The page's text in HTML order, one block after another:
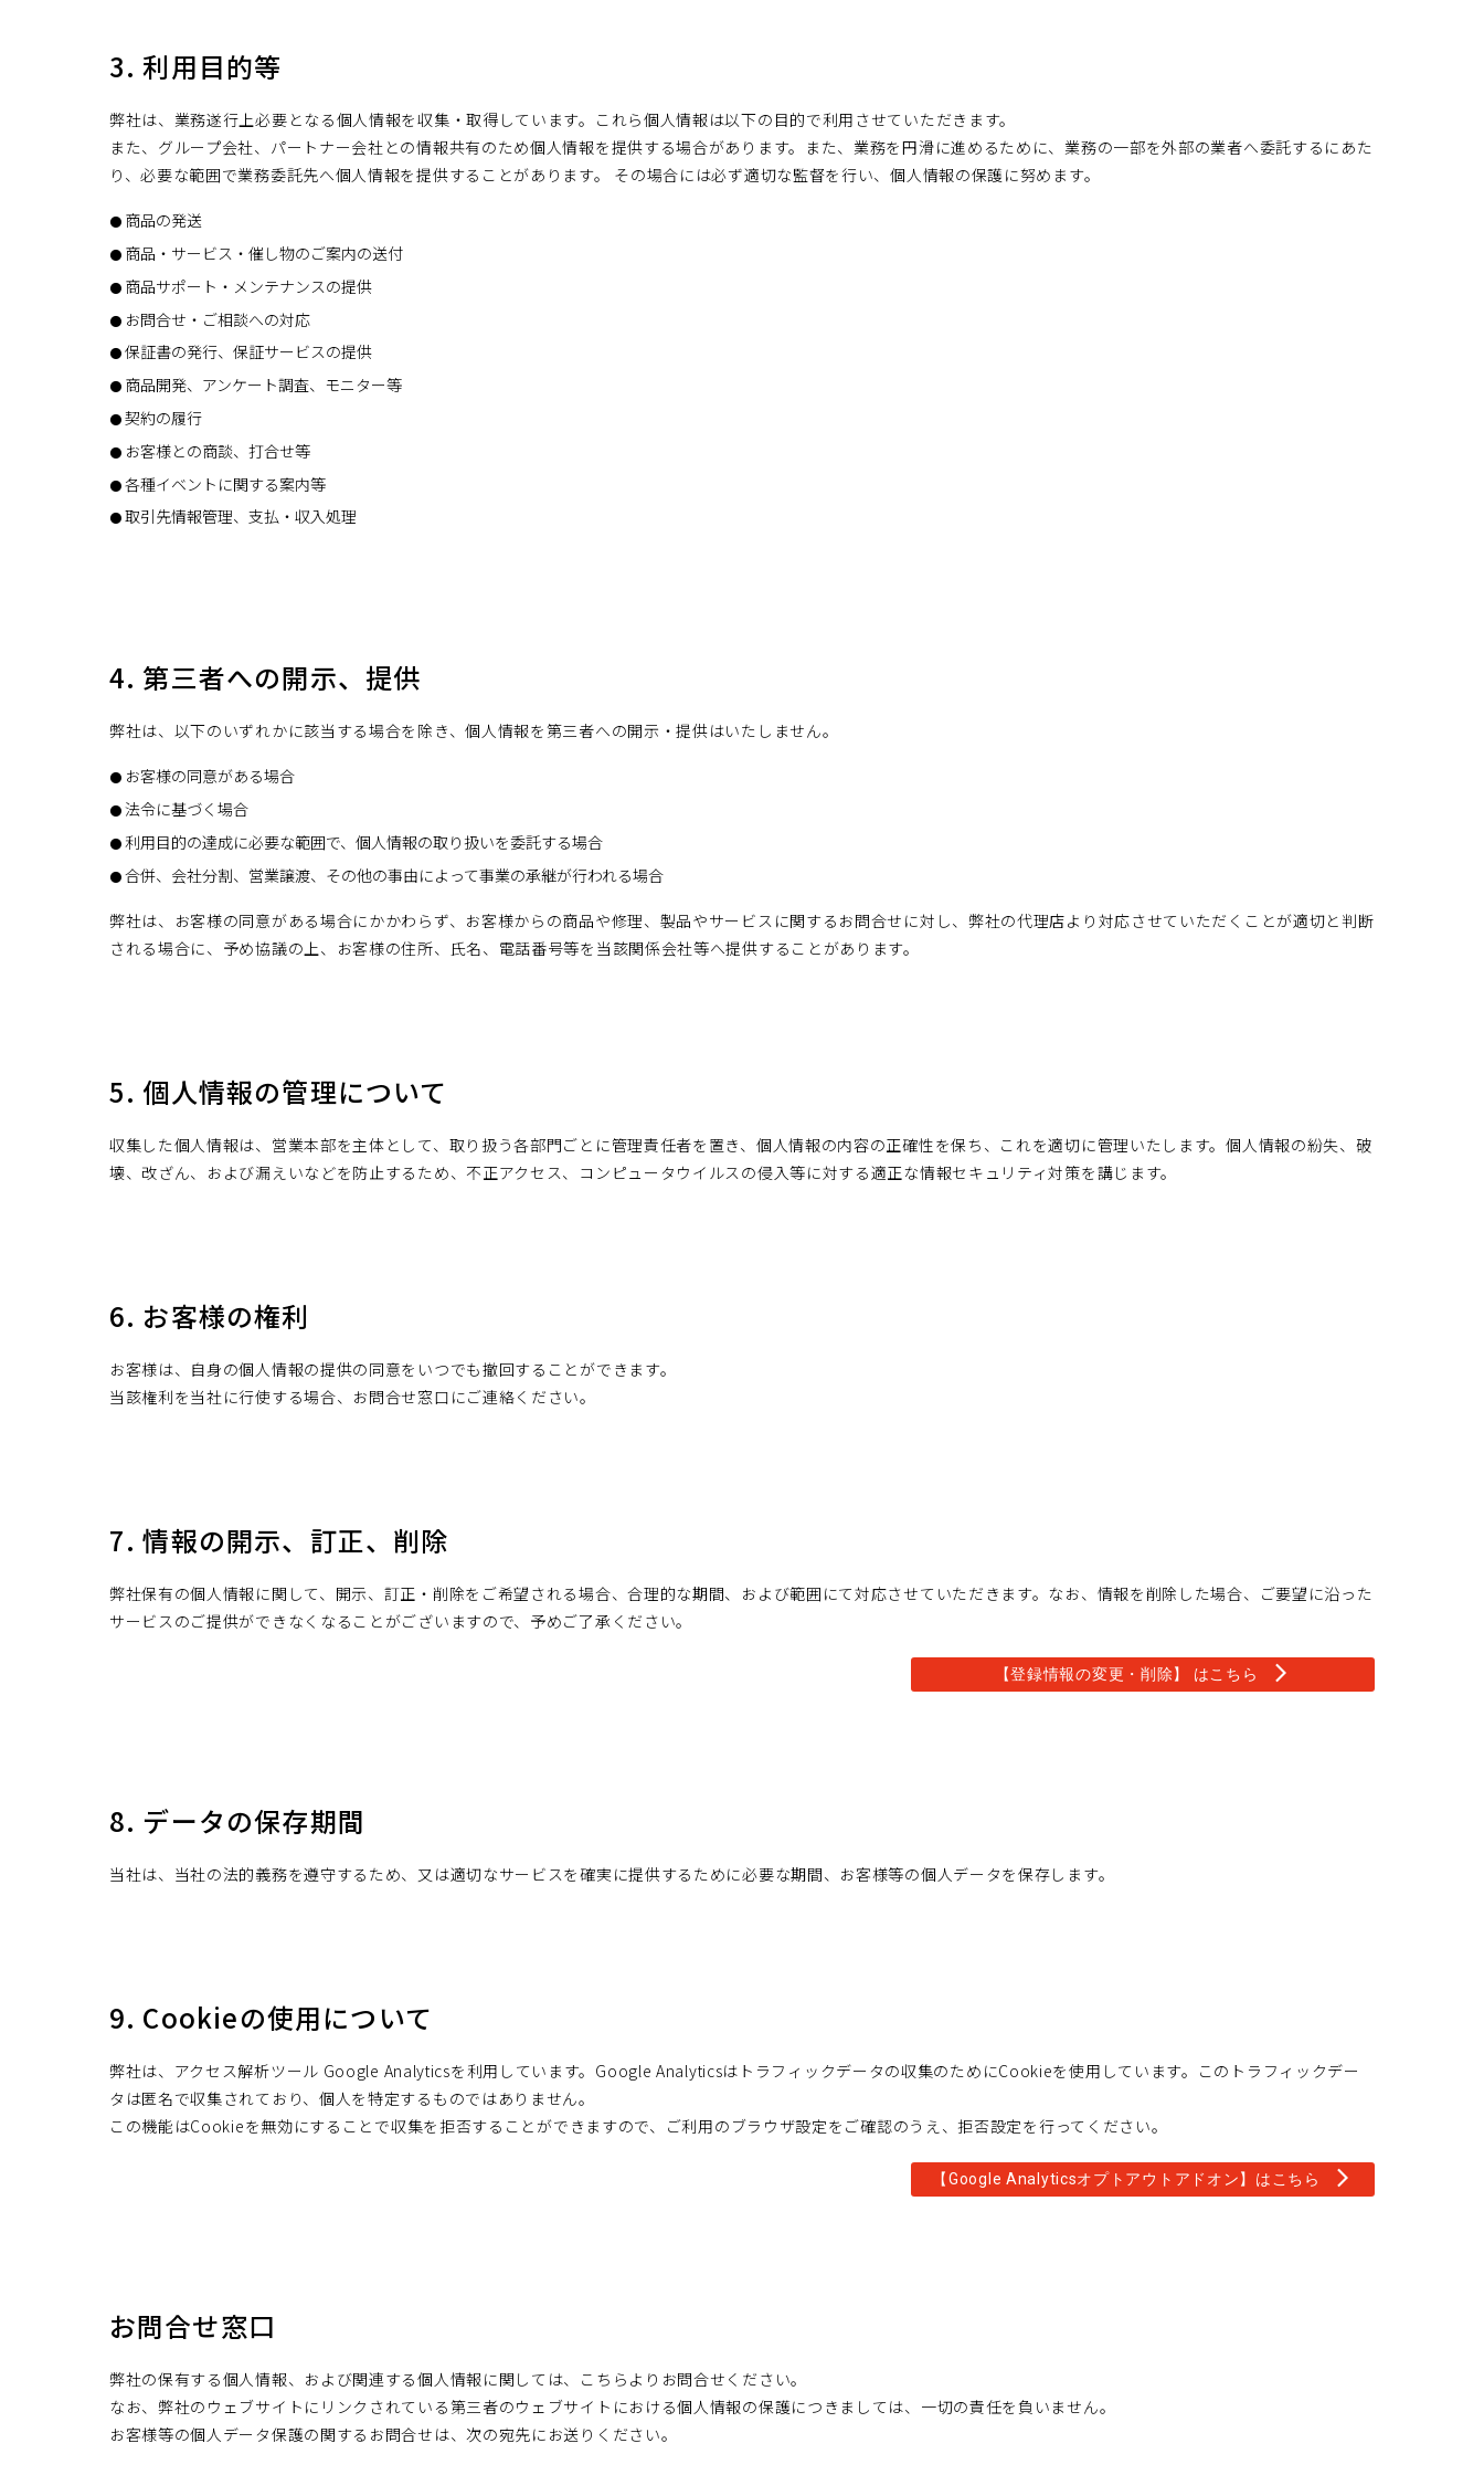
3. 利用目的等
弊社は、業務遂行上必要となる個人情報を収集・取得しています。これら個人情報は以下の目的で利用させていただきます。
また、グループ会社、パートナー会社との情報共有のため個人情報を提供する場合があります。また、業務を円滑に進めるために、業務の一部を外部の業者へ委託するにあた
り、必要な範囲で業務委託先へ個人情報を提供することがあります。 その場合には必ず適切な監督を行い、個人情報の保護に努めます。
商品の発送
商品・サービス・催し物のご案内の送付
商品サポート・メンテナンスの提供
お問合せ・ご相談への対応
保証書の発行、保証サービスの提供
商品開発、アンケート調査、モニター等
契約の履行
お客様との商談、打合せ等
各種イベントに関する案内等
取引先情報管理、支払・収入処理
4. 第三者への開示、提供
弊社は、以下のいずれかに該当する場合を除き、個人情報を第三者への開示・提供はいたしません。
お客様の同意がある場合
法令に基づく場合
利用目的の達成に必要な範囲で、個人情報の取り扱いを委託する場合
合併、会社分割、営業譲渡、その他の事由によって事業の承継が行われる場合
弊社は、お客様の同意がある場合にかかわらず、お客様からの商品や修理、製品やサービスに関するお問合せに対し、弊社の代理店より対応させていただくことが適切と判断
される場合に、予め協議の上、お客様の住所、氏名、電話番号等を当該関係会社等へ提供することがあります。
5. 個人情報の管理について
収集した個人情報は、営業本部を主体として、取り扱う各部門ごとに管理責任者を置き、個人情報の内容の正確性を保ち、これを適切に管理いたします。個人情報の紛失、破
壊、改ざん、および漏えいなどを防止するため、不正アクセス、コンピュータウイルスの侵入等に対する適正な情報セキュリティ対策を講じます。
6. お客様の権利
お客様は、自身の個人情報の提供の同意をいつでも撤回することができます。
当該権利を当社に行使する場合、お問合せ窓口にご連絡ください。
7. 情報の開示、訂正、削除
弊社保有の個人情報に関して、開示、訂正・削除をご希望される場合、合理的な期間、および範囲にて対応させていただきます。なお、情報を削除した場合、ご要望に沿った
サービスのご提供ができなくなることがございますので、予めご了承ください。
【登録情報の変更 ・ 削 除】 はこ ち ら arrow_forward_ios
8. データの保存期間
当社は、当社の法的義務を遵守するため、又は適切なサービスを確実に提供するために必要な期間、お客様等の個人データを保存します。
9. Cookieの使用について
弊社は、アクセス解析ツール Google Analyticsを利用しています。Google Analyticsはトラフィックデータの収集のためにCookieを使用しています。このトラフィックデー
タは匿名で収集されており、個人を特定するものではありません。
この機能はCookieを無効にすることで収集を拒否することができますので、ご利用のブラウザ設定をご確認のうえ、拒否設定を行ってください。
【Goog e Ana yticsオプト アウ ト ア ド オ ン】 は こ ち ら arrow_forward_ios
お問合せ窓口
弊社の保有する個人情報、および関連する個人情報に関しては、こちらよりお問合せください。
なお、弊社のウェブサイトにリンクされている第三者のウェブサイトにおける個人情報の保護につきましては、一切の責任を負いません。
お客様等の個人データ保護の関するお問合せは、次の宛先にお送りください。